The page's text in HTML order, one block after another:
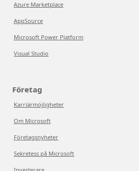
Azure Marketplace
AppSource
Microsoft Power Platform
Visual Studio
Företag
Karriärmöjligheter
Om Microsoft
Företagsnyheter
Sekretess på Microsoft